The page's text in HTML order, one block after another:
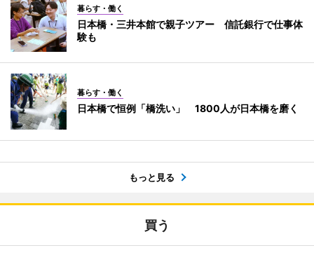
暮らす・働く
日本橋・三井本館で親子ツアー 信託銀行で仕事体
験も
暮らす・働く
日本橋で恒例「橋洗い」 1800人が日本橋を磨く
もっと見る
買う